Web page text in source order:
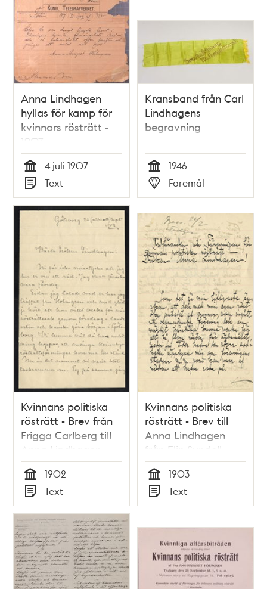
Anna Lindhagen
hyllas för kamp för
kvinnors rösträtt -
1907
Tid
4 juli 1907
Typ
Text
Kransband från Carl
Lindhagens
begravning
Tid
1946
Typ
Föremål
Kvinnans politiska
rösträtt - Brev från
Frigga Carlberg till
Anna Lindhagen
1902
Tid
1902
Typ
Text
Kvinnans politiska
rösträtt - Brev till
Anna Lindhagen
från Elin Sundell
1903
Tid
1903
Typ
Text